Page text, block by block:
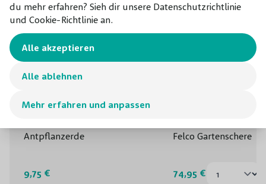
du mehr erfahren? Sieh dir unsere Datenschutzrichtlinie
und Cookie-Richtlinie an.
Mehr erfahren und anpassen
Alle ablehnen
Alle akzeptieren
Antpflanzerde
9,75 €
Felco Gartenschere
74,95 €